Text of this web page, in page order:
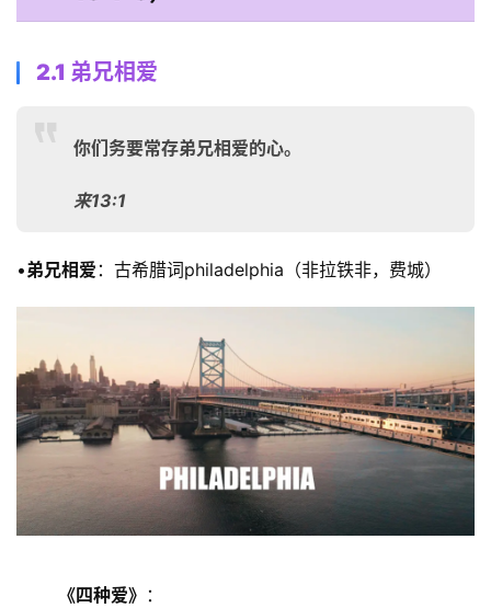
2.1 弟兄相爱
你们务要常存弟兄相爱的心。
来13:1
•弟兄相爱 ：古希腊词philadelphia（非拉铁非，费城）
《四种爱》 ：